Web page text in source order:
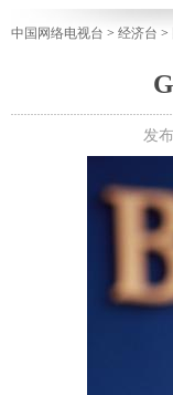
中国网络电视台 > 经济台 >
发